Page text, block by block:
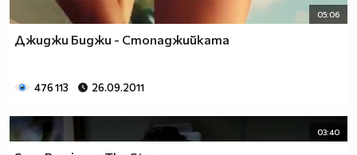
05:06
Джиджи Биджи - Стопаджийката
476 113 26.09.2011
03:40